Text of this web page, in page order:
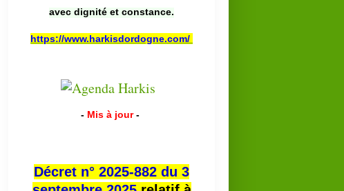
avec dignité et constance.
https://www.harkisdordogne.com/
- Mis à jour -
Décret n° 2025-882 du 3